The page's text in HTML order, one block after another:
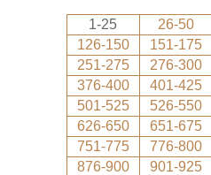
1-25
26-50
126-150
151-175
251-275
276-300
376-400
401-425
501-525
526-550
626-650
651-675
751-775
776-800
876-900
901-925